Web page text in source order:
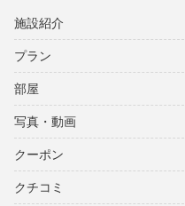
施設紹介
プラン
部屋
写真・動画
クーポン
クチコミ